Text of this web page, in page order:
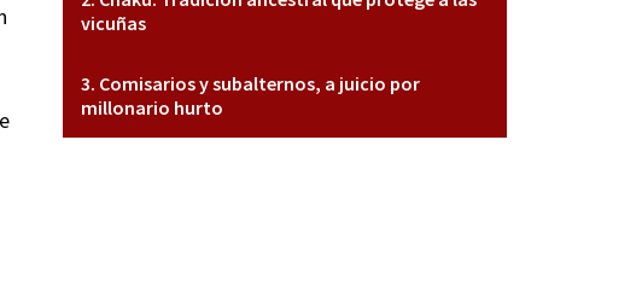
vicuñas
Comisarios y subalternos, a juicio por
millonario hurto